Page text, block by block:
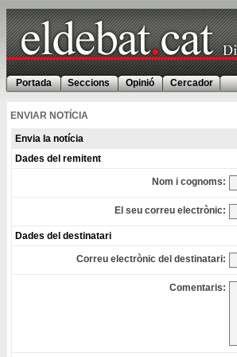
Portada Seccions Opinió Cercador
ENVIAR NOTÍCIA
Envia la notícia
Dades del remitent
Nom i cognoms:
El seu correu electrònic:
Dades del destinatari
Correu electrònic del destinatari:
Comentaris: